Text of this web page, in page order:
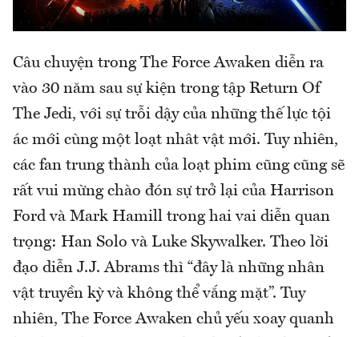
Câu chuyện trong The Force Awaken diễn ra
vào 30 năm sau sự kiện trong tập Return Of
The Jedi, với sự trỗi dậy của những thế lực tội
ác mới cùng một loạt nhât vật mới. Tuy nhiên,
các fan trung thành của loạt phim cũng cũng sẽ
rất vui mừng chào đón sự trở lại của Harrison
Ford và Mark Hamill trong hai vai diễn quan
trọng: Han Solo và Luke Skywalker. Theo lời
đạo diễn J.J. Abrams thì “đây là những nhân
vật truyền kỳ và không thể vắng mặt”. Tuy
nhiên, The Force Awaken chủ yếu xoay quanh